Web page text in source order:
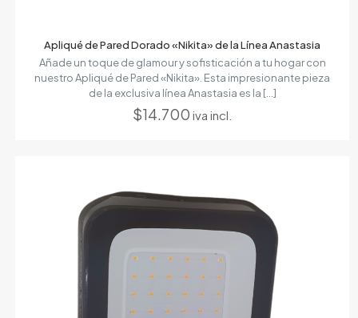
Apliqué de Pared Dorado «Nikita» de la Línea Anastasia
Añade un toque de glamour y sofisticación a tu hogar con
nuestro Apliqué de Pared «Nikita». Esta impresionante pieza
de la exclusiva línea Anastasia es la […]
$14.700 iva incl.